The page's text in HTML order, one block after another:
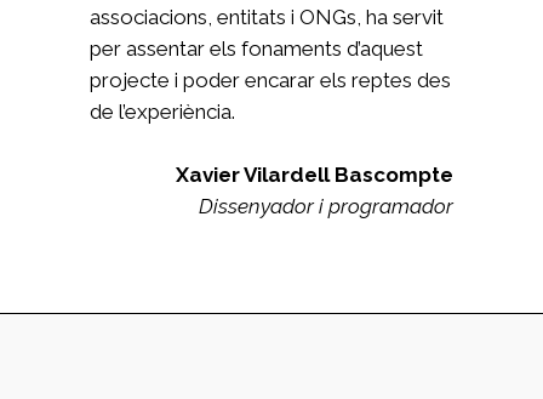
associacions, entitats i ONGs, ha servit
per assentar els fonaments d’aquest
projecte i poder encarar els reptes des
de l’experiència.
Xavier Vilardell Bascompte
Dissenyador i programador